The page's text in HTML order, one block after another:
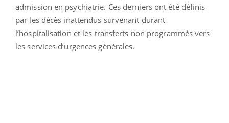
admission en psychiatrie. Ces derniers ont été définis
par les décès inattendus survenant durant
l’hospitalisation et les transferts non programmés vers
les services d’urgences générales.